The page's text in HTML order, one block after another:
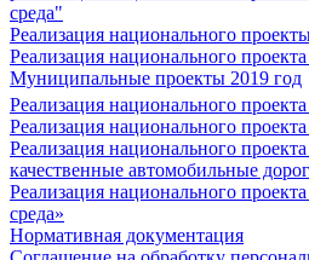
среда"
Реализация национального
Реализация национального
Муниципальные проекты 2019 год
Реализация национального
Реализация национального
Реализация национального
качественные автомобильные
Реализация национального
среда»
Нормативная документация